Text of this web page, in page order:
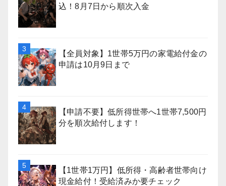
込！8月7日から順次入金
【全員対象】1世帯5万円の家電給付金の
申請は10月9日まで
【申請不要】低所得世帯へ1世帯7,500円
分を順次給付します！
【1世帯1万円】低所得・高齢者世帯向け
現金給付！受給済みか要チェック